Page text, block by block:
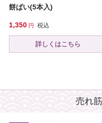
餅ぱい(5本入)
1,350 税込
詳しくはこちら
売れ